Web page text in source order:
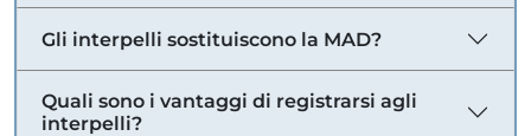
Gli interpelli sostituiscono la MAD?
Quali sono i vantaggi di registrarsi agli
interpelli?